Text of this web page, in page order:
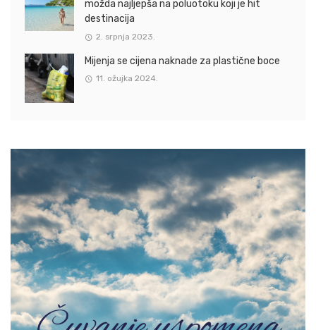
možda najljepša na poluotoku koji je hit
destinacija
2. srpnja 2023.
Mijenja se cijena naknade za plastične boce
11. ožujka 2024.